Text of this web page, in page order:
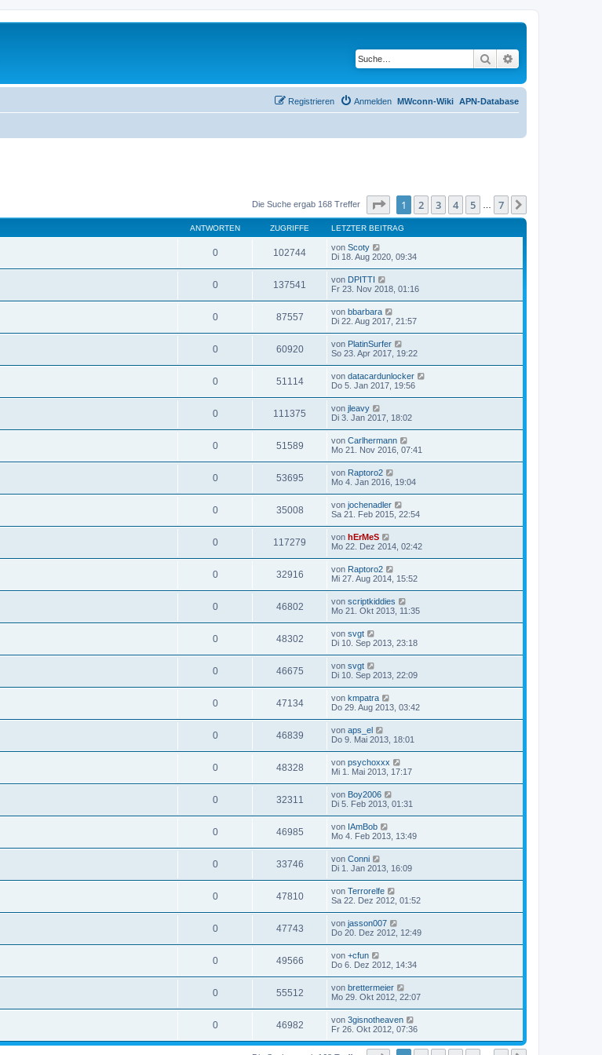
Suche
APN-Database
MWconn-Wiki
Anmelden
Registrieren
Die Suche ergab 168 Treffer Seite von7
1 2 3 4 5 7
ANTWORTEN ZUGRIFFE LETZTER BEITRAG
0 102744 von Scoty
Di 18. Aug 2020, 09:34
0 137541 von DPITTI
Fr 23. Nov 2018, 01:16
0 87557 von bbarbara
Di 22. Aug 2017, 21:57
0 60920 von PlatinSurfer
So 23. Apr 2017, 19:22
0 51114 von datacardunlocker
Do 5. Jan 2017, 19:56
0 111375 von jleavy
Di 3. Jan 2017, 18:02
0 51589 von Carlhermann
Mo 21. Nov 2016, 07:41
0 53695 von Raptoro2
Mo 4. Jan 2016, 19:04
0 35008 von jochenadler
Sa 21. Feb 2015, 22:54
0 117279 von hErMeS
Mo 22. Dez 2014, 02:42
0 32916 von Raptoro2
Mi 27. Aug 2014, 15:52
0 46802 von scriptkiddies
Mo 21. Okt 2013, 11:35
0 48302 von svgt
Di 10. Sep 2013, 23:18
0 46675 von svgt
Di 10. Sep 2013, 22:09
0 47134 von kmpatra
Do 29. Aug 2013, 03:42
0 46839 von aps_el
Do 9. Mai 2013, 18:01
0 48328 von psychoxxx
Mi 1. Mai 2013, 17:17
0 32311 von Boy2006
Di 5. Feb 2013, 01:31
0 46985 von IAmBob
Mo 4. Feb 2013, 13:49
0 33746 von Conni
Di 1. Jan 2013, 16:09
0 47810 von Terrorelfe
Sa 22. Dez 2012, 01:52
0 47743 von jasson007
Do 20. Dez 2012, 12:49
0 49566 von +cfun
Do 6. Dez 2012, 14:34
0 55512 von brettermeier
Mo 29. Okt 2012, 22:07
0 46982 von 3gisnotheaven
Fr 26. Okt 2012, 07:36